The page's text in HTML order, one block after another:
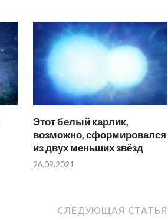
Этот белый карлик,
возможно, сформировался
из двух меньших звёзд
26.09.2021
СЛЕДУЮЩАЯ СТАТЬЯ